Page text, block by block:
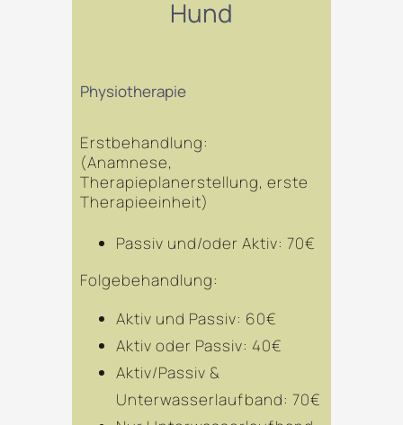
Hund
Physiotherapie
Erstbehandlung:
(Anamnese,
Therapieplanerstellung, erste
Therapieeinheit)
Passiv und/oder Aktiv: 70€
Folgebehandlung:
Aktiv und Passiv: 60€
Aktiv oder Passiv: 40€
Aktiv/Passiv &
Unterwasserlaufband: 70€